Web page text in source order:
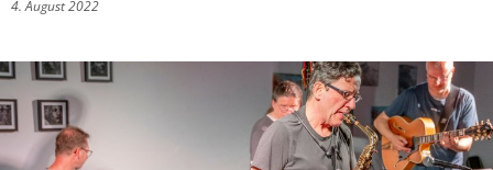
4. August 2022